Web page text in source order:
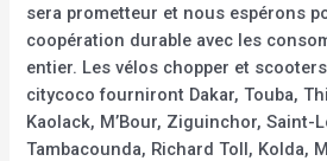
sera prometteur et nous espérons
coopération durable avec les
entier. Les vélos chopper et
citycoco fourniront Dakar, Touba,
Kaolack, M’Bour, Ziguinchor, Saint-
Tambacounda, Richard Toll, Kolda,